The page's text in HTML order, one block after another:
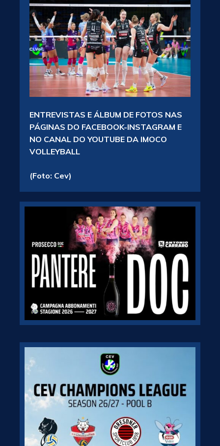
ENTREVISTAS E ÁLBUM DE FOTOS NAS
PÁGINAS DO FACEBOOK-INSTAGRAM E
NO CANAL DO YOUTUBE DA IMOCO
VOLLEYBALL
(Foto: Cev)